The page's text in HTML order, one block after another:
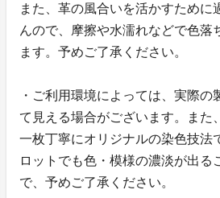
また、革の風合いを活かすために
んので、摩擦や水濡れなどで色落
ます。予めご了承ください。
・ご利用環境によっては、実際の
て見える場合がございます。また
一枚丁寧にオリジナルの染色技法
ロットでも色・模様の濃淡が出る
で、予めご了承ください。